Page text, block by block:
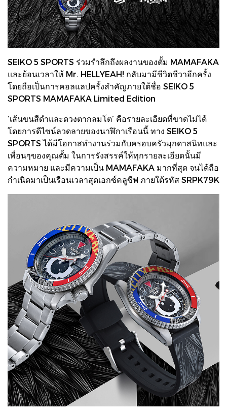
SEIKO 5 SPORTS ร่วมรำลึกถึงผลงานของตั้ม MAMAFAKA
และย้อนเวลาให้ Mr. HELLYEAH! กลับมามีชีวิตชีวาอีกครั้ง
โดยถือเป็นการคอลแลปครั้งสำคัญภายใต้ชื่อ SEIKO 5
SPORTS MAMAFAKA Limited Edition
‘เส้นขนสีดำและดวงตากลมโต’ คือรายละเอียดที่ขาดไม่ได้
โดยการดีไซน์ลวดลายของนาฬิกาเรือนนี้ ทาง SEIKO 5
SPORTS ได้มีโอกาสทำงานร่วมกับครอบครัวมุกดาสนิทและ
เพื่อนๆของคุณตั้ม ในการรังสรรค์ให้ทุกรายละเอียดนั้นมี
ความหมาย และมีความเป็น MAMAFAKA มากที่สุด จนได้ถือ
กำเนิดมาเป็นเรือนเวลาสุดเอกซ์คลูซีฟ ภายใต้รหัส SRPK79K